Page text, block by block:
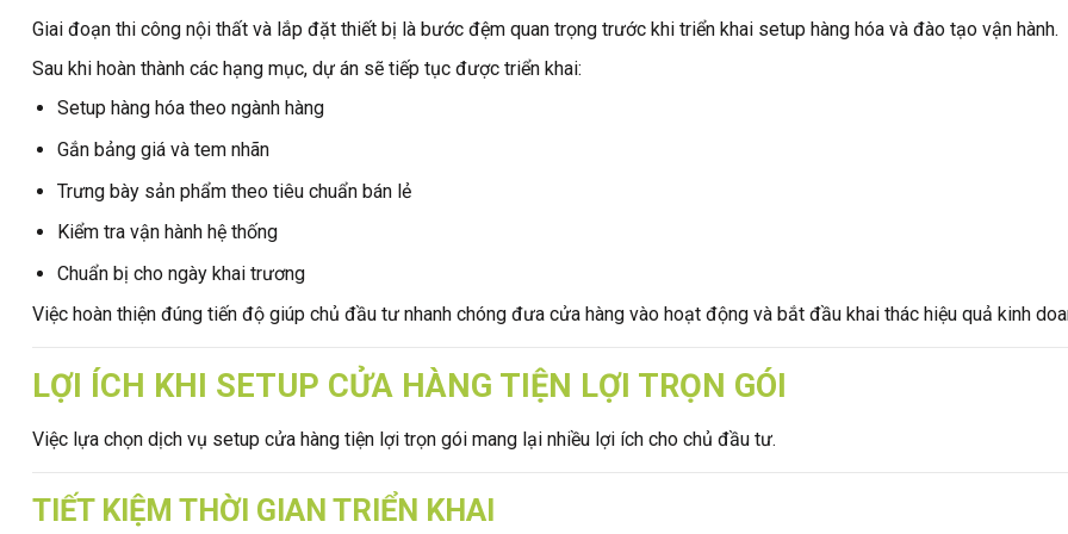
Giai đoạn thi công nội thất và lắp đặt thiết bị là bước đệm quan trọng trước khi triển khai setup hàng hóa và đào tạo vận hành.
Sau khi hoàn thành các hạng mục, dự án sẽ tiếp tục được triển khai:
Setup hàng hóa theo ngành hàng
Gắn bảng giá và tem nhãn
Trưng bày sản phẩm theo tiêu chuẩn bán lẻ
Kiểm tra vận hành hệ thống
Chuẩn bị cho ngày khai trương
Việc hoàn thiện đúng tiến độ giúp chủ đầu tư nhanh chóng đưa cửa hàng vào hoạt động và bắt đầu khai thác hiệu quả kinh
LỢI ÍCH KHI SETUP CỬA HÀNG TIỆN LỢI TRỌN GÓI
Việc lựa chọn dịch vụ setup cửa hàng tiện lợi trọn gói mang lại nhiều lợi ích cho chủ đầu tư.
TIẾT KIỆM THỜI GIAN TRIỂN KHAI